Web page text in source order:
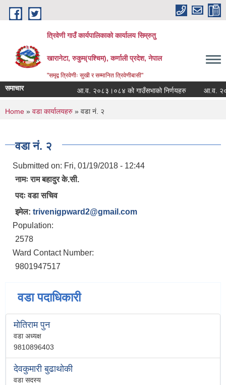
Skip to main content
त्रिवेणी गाउँ कार्यपालिकाको कार्यालय सिम्रुतु
खारानेटा, रुकुम(पश्‍चिम), कर्णाली प्रदेश, नेपाल
"समृद्व त्रिवेणीः सुखी र सम्मानित त्रिवेणीबासी"
समाचार आ.व. २०८३।०८४ को गाउँसभाको निर्णयहरु आ.व.
You are here
Home » वडा कार्यालयहरु » वडा नं. २
वडा नं. २
Submitted on: Fri, 01/19/2018 - 12:44
नामः राम बहादुर के.सी.
पदः वडा सचिव
इमेल: trivenigpward2@gmail.com
Population:
2578
Ward Contact Number:
9801947517
वडा पदाधिकारी
मोतिराम पुन
वडा अध्यक्ष
9810896403
देवकुमारी बुढाथोकी
वडा सदस्य